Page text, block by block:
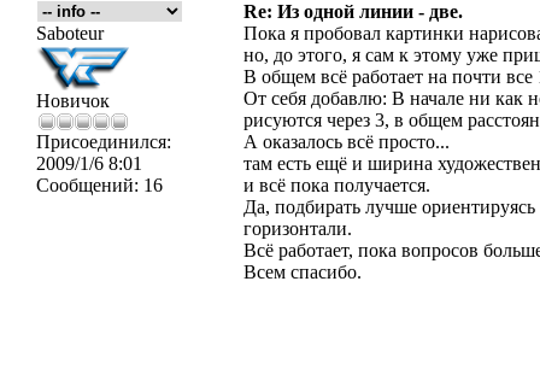
Re: Из одной линии - две.
Saboteur
Новичок
Присоединился:
2009/1/6 8:01
Сообщений: 16
Пока я пробовал картинки
но, до этого, я сам к этому уже
В общем всё работает на почти все
От себя добавлю: В начале ни как
рисуются через 3, в общем
А оказалось всё просто...
там есть ещё и ширина
и всё пока получается.
Да, подбирать лучше
горизонтали.
Всё работает, пока вопросов
Всем спасибо.